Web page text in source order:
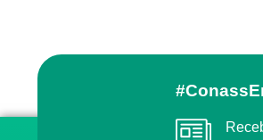
Receba o conteúdo semanal do Conass com as